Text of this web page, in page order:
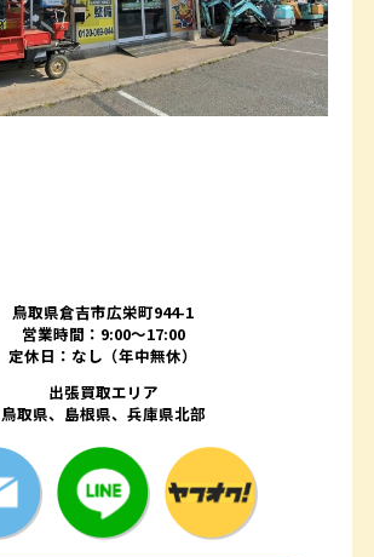
鳥取県倉吉市広栄町944-1
営業時間：9:00～17:00
定休日：なし（年中無休）
出張買取エリア
鳥取県、島根県、兵庫県北部